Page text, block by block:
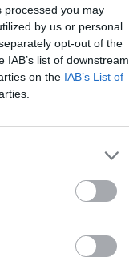
processed you may
by us or personal
opt-out of the
list of downstream
on the IAB’s List of